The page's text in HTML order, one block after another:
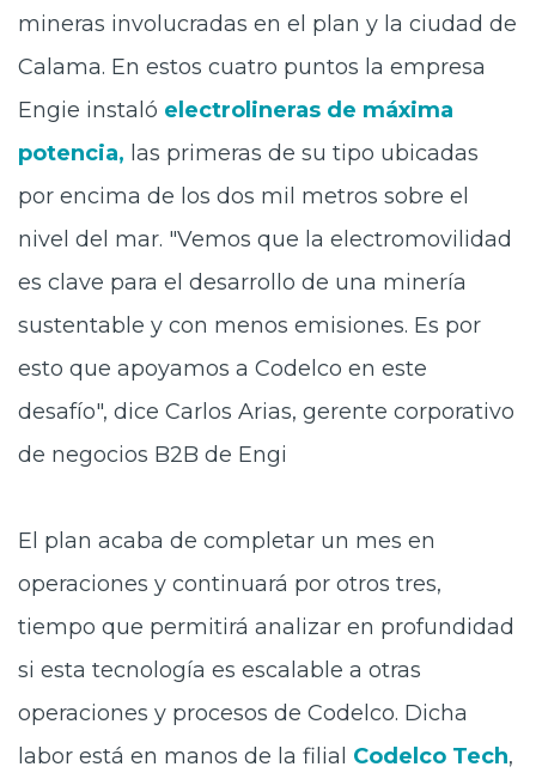
mineras involucradas en el plan y la ciudad de
Calama. En estos cuatro puntos la empresa
Engie instaló electrolineras de máxima
potencia, las primeras de su tipo ubicadas
por encima de los dos mil metros sobre el
nivel del mar. "Vemos que la electromovilidad
es clave para el desarrollo de una minería
sustentable y con menos emisiones. Es por
esto que apoyamos a Codelco en este
desafío", dice Carlos Arias, gerente corporativo
de negocios B2B de Engi
El plan acaba de completar un mes en
operaciones y continuará por otros tres,
tiempo que permitirá analizar en profundidad
si esta tecnología es escalable a otras
operaciones y procesos de Codelco. Dicha
labor está en manos de la filial Codelco Tech,